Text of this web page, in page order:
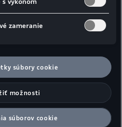
nosičov.
pre vaše Audi kontaktujte
zameranie
súbory cookie
možnosti
súborov cookie